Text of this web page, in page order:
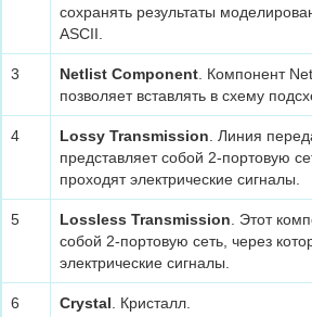
сохранять результаты
ASCII.
3 Netlist Component . Компонент
позволяет вставлять в схему
4 Lossy Transmission . Линия
представляет собой 2-портовую
проходят электрические сигналы.
5 Lossless Transmission . Этот
собой 2-портовую сеть, через
электрические сигналы.
6 Crystal . Кристалл.